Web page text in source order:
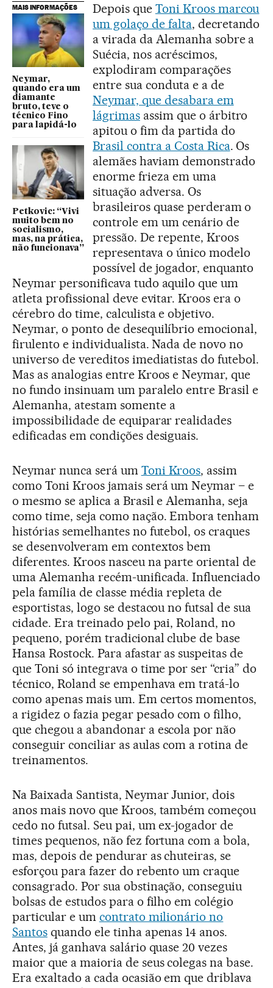
MAIS INFORMAÇÕES
Neymar,
quando era um
diamante
bruto, teve o
técnico Fino
para lapidá-lo
Petkovic: “Vivi
muito bem no
socialismo,
mas, na prática,
não funcionava”
Depois que Toni Kroos marcou
um golaço de falta, decretando
a virada da Alemanha sobre a
Suécia, nos acréscimos,
explodiram comparações
entre sua conduta e a de
Neymar, que desabara em
lágrimasassim que o árbitro
apitou o fim da partida do
Brasil contra a Costa Rica. Os
alemães haviam demonstrado
enorme frieza em uma
situação adversa. Os
brasileiros quase perderam o
controle em um cenário de
pressão. De repente, Kroos
representava o único modelo
possível de jogador, enquanto
Neymar personificava tudo aquilo que um
atleta profissional deve evitar. Kroos era o
cérebro do time, calculista e objetivo.
Neymar, o ponto de desequilíbrio emocional,
firulento e individualista. Nada de novo no
universo de vereditos imediatistas do futebol.
Mas as analogias entre Kroos e Neymar, que
no fundo insinuam um paralelo entre Brasil e
Alemanha, atestam somente a
impossibilidade de equiparar realidades
edificadas em condições desiguais.
Neymar nunca será um Toni Kroos, assim
como Toni Kroos jamais será um Neymar – e
o mesmo se aplica a Brasil e Alemanha, seja
como time, seja como nação. Embora tenham
histórias semelhantes no futebol, os craques
se desenvolveram em contextos bem
diferentes. Kroos nasceu na parte oriental de
uma Alemanha recém-unificada. Influenciado
pela família de classe média repleta de
esportistas, logo se destacou no futsal de sua
cidade. Era treinado pelo pai, Roland, no
pequeno, porém tradicional clube de base
Hansa Rostock. Para afastar as suspeitas de
que Toni só integrava o time por ser “cria” do
técnico, Roland se empenhava em tratá-lo
como apenas mais um. Em certos momentos,
a rigidez o fazia pegar pesado com o filho,
que chegou a abandonar a escola por não
conseguir conciliar as aulas com a rotina de
treinamentos.
Na Baixada Santista, Neymar Junior, dois
anos mais novo que Kroos, também começou
cedo no futsal. Seu pai, um ex-jogador de
times pequenos, não fez fortuna com a bola,
mas, depois de pendurar as chuteiras, se
esforçou para fazer do rebento um craque
consagrado. Por sua obstinação, conseguiu
bolsas de estudos para o filho em colégio
particular e um contrato milionário no
Santosquando ele tinha apenas 14 anos.
Antes, já ganhava salário quase 20 vezes
maior que a maioria de seus colegas na base.
Era exaltado a cada ocasião em que driblava